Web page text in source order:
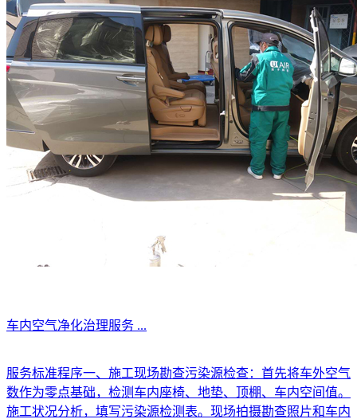
车内空气净化治理服务 ...
服务标准程序一、施工现场勘查污染源检查：首先将车外空气
数作为零点基础，检测车内座椅、地垫、顶棚、车内空间值。
施工状况分析，填写污染源检测表。现场拍摄勘查照片和车内